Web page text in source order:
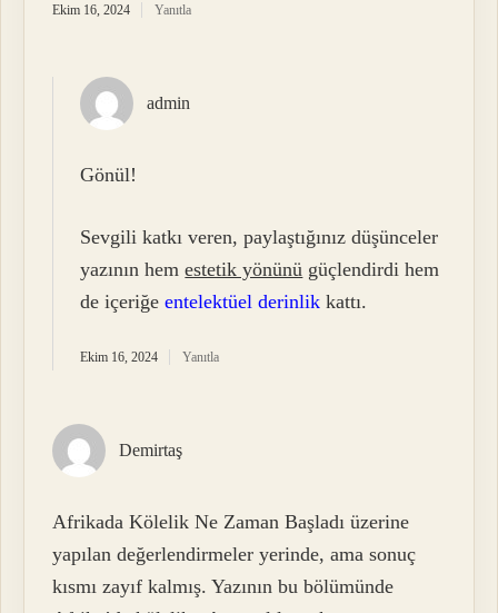
Ekim 16, 2024 Yanıtla
admin
Gönül!
Sevgili katkı veren, paylaştığınız düşünceler
yazının hemestetik yönünü güçlendirdi hem
de içeriğeentelektüel derinlik kattı.
Ekim 16, 2024 Yanıtla
Demirtaş
Afrikada Kölelik Ne Zaman Başladı üzerine
yapılan değerlendirmeler yerinde, ama sonuç
kısmı zayıf kalmış. Yazının bu bölümünde